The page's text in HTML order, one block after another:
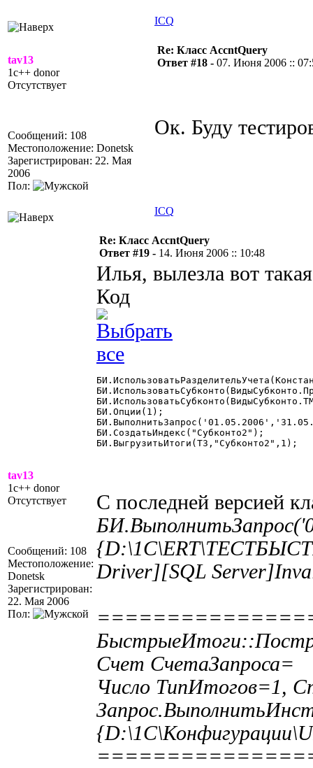
ICQ
tav13
1c++ donor
Отсутствует
Сообщений: 108
Местоположение: Donetsk
Зарегистрирован: 22. Мая
2006
Пол:
Re: Класс AccntQuery
Ответ #18 - 07. Июня 2006 ::
Ок. Буду
ICQ
tav13
1c++ donor
Отсутствует
Сообщений: 108
Местоположение:
Donetsk
Зарегистрирован:
22. Мая 2006
Пол:
Re: Класс AccntQuery
Ответ #19 - 14. Июня 2006 :: 10:48
Илья, вылезла вот
Код
БИ.Опции(1);
БИ.СоздатьИндекс("Субконто2");
БИ.ВыгрузитьИтоги(ТЗ,"Субконто2",1);
С последней версией
Driver][SQL
Счет СчетаЗапроса=
Число ТипИтогов=1,